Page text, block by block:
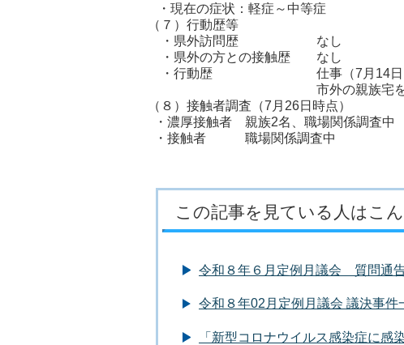
・現在の症状：軽症～中等症
（７）行動歴等
・県外訪問歴 なし
・県外の方との接触歴 なし
・行動歴 仕事（7月14日～15
市外の親族宅を訪問（7
（８）接触者調査（7月26日時点）
・濃厚接触者 親族2名、職場関係調査中
・接触者 職場関係調査中
この記事を見ている人はこ
令和８年６月定例月議会 質問通告
令和８年02月定例月議会 議決事件
「新型コロナウイルス感染症に感